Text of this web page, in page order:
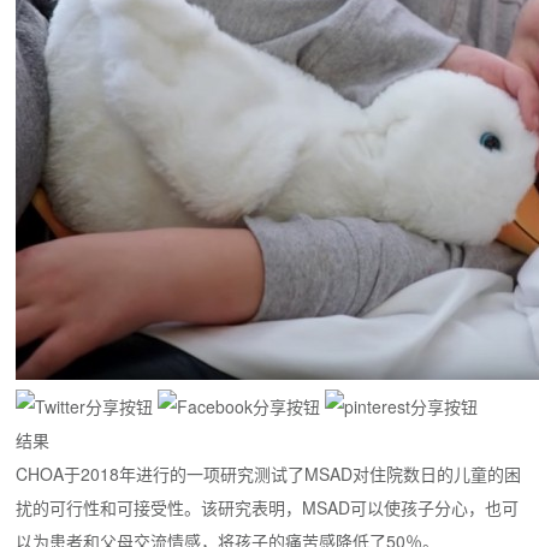
结果
CHOA于2018年进行的一项研究测试了MSAD对住院数日的儿童的困
扰的可行性和可接受性。该研究表明，MSAD可以使孩子分心，也可
以为患者和父母交流情感，将孩子的痛苦感降低了50％。